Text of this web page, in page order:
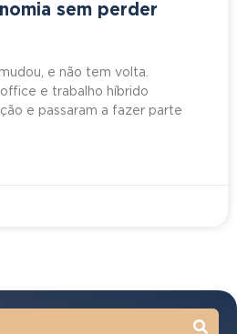
sem perder
e não tem volta.
e trabalho híbrido
e passaram a fazer parte